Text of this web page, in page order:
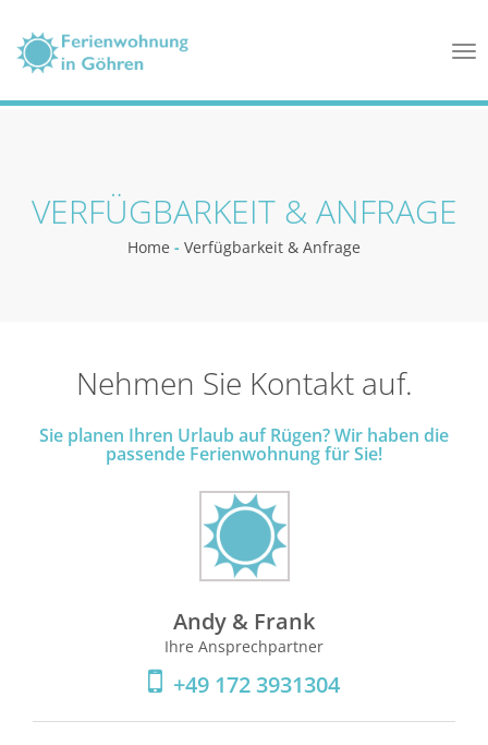
VERFÜGBARKEIT & ANFRAGE
Home - Verfügbarkeit & Anfrage
Nehmen Sie Kontakt auf.
Sie planen Ihren Urlaub auf Rügen? Wir haben die
passende Ferienwohnung für Sie!
Andy & Frank
Ihre Ansprechpartner
+49 172 3931304